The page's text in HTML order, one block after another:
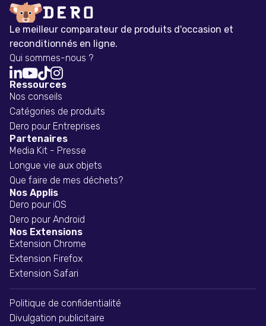
Le meilleur comparateur de produits d'occasion et
reconditionnés en ligne.
Qui sommes-nous ?

Ressources
Nos conseils
Catégories de produits
Dero pour Entreprises
Partenaires
Media Kit - Presse
Longue vie aux objets
Que faire de mes déchets?
Nos Applis
Dero pour iOS
Dero pour Android
Nos Extensions
Extension Chrome
Extension Firefox
Extension Safari
Politique de confidentialité
Divulgation publicitaire